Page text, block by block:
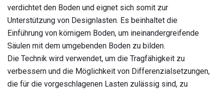
verdichtet den Boden und eignet sich somit zur
Unterstützung von Designlasten. Es beinhaltet die
Einführung von körnigem Boden, um ineinandergreifende
Säulen mit dem umgebenden Boden zu bilden.
Die Technik wird verwendet, um die Tragfähigkeit zu
verbessern und die Möglichkeit von Differenzialsetzungen,
die für die vorgeschlagenen Lasten zulässig sind, zu